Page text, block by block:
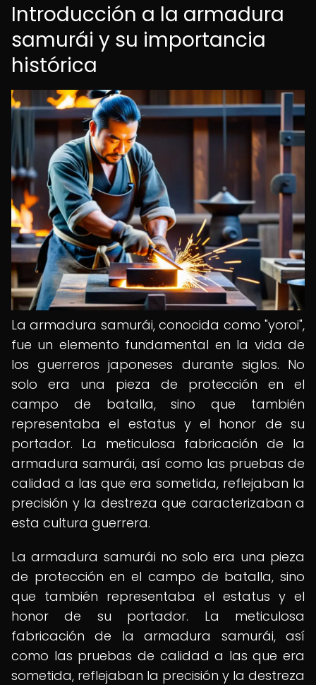
Introducción a la armadura
samurái y su importancia
histórica
La armadura samurái, conocida como "yoroi",
fue un elemento fundamental en la vida de
los guerreros japoneses durante siglos. No
solo era una pieza de protección en el
campo de batalla, sino que también
representaba el estatus y el honor de su
portador. La meticulosa fabricación de la
armadura samurái, así como las pruebas de
calidad a las que era sometida, reflejaban la
precisión y la destreza que caracterizaban a
esta cultura guerrera.
La armadura samurái no solo era una pieza
de protección en el campo de batalla, sino
que también representaba el estatus y el
honor de su portador. La meticulosa
fabricación de la armadura samurái, así
como las pruebas de calidad a las que era
sometida, reflejaban la precisión y la destreza